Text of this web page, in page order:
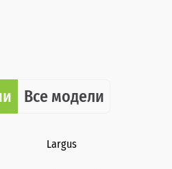
Все модели
Largus